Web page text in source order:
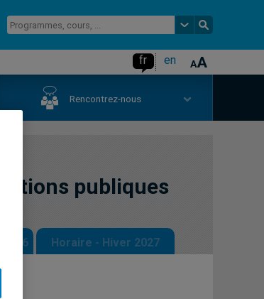
fr en
Rencontrez-nous
publiques
2026 Horaire - Hiver 2027